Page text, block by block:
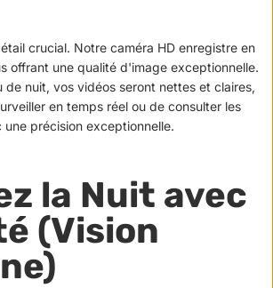
crucial. Notre caméra HD enregistre en
offrant une qualité d'image exceptionnelle.
de nuit, vos vidéos seront nettes et claires,
en temps réel ou de consulter les
précision exceptionnelle.
la Nuit avec
(Vision